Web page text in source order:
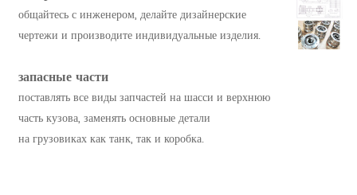
общайтесь с инженером, делайте дизайнерские
чертежи и производите индивидуальные изделия.
запасные части
поставлять все виды запчастей на шасси и верхнюю
часть кузова, заменять основные детали
на грузовиках как танк, так и коробка.